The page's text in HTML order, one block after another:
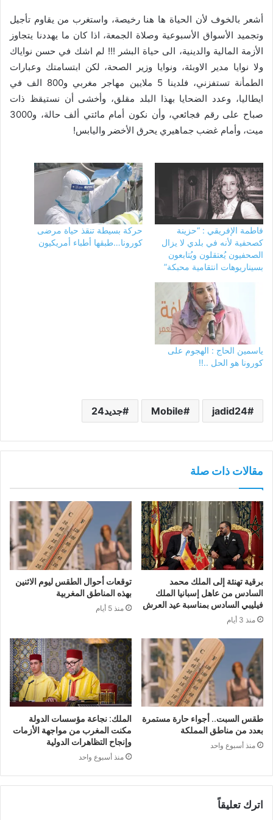
أشعر بالخوف لأن الحياة ها هنا رخيصة، واستغرب من يقاوم تأجيل
وتجميد الأسواق الأسبوعية وصلاة الجمعة، اذا كان ما يهددنا يتجاوز
الأزمة المالية والدينية، الى حياة البشر !!! لم اشك في حسن نواياك
ولا نوايا مدير الاوبئة، ونوايا وزير الصحة، لكن ابتسامتك وعبارات
الطمأنة تستفزني، فلدينا 5 ملايين مهاجر مغربي و800 الف في
ايطاليا، وعدد الضحايا بهذا البلد مقلق، وأخشى أن نستيقظ ذات
صباح على رقم فجائعي، وأن نكون أمام مائتي ألف حالة، و3000
ميت، وأمام غضب جماهيري يحرق الأخضر واليابس!
فاطمة الإفريقي : “حزينة
كصحفية لأنه في بلدي لا يزال
الصحفيون يُعتقلون ويُتابعون
بسيناريوهات انتقامية محبكة”
حركة بسيطة تنقذ حياة مرضى
كورونا…طبقها أطباء أمريكيون
ياسمين الحاج : الهجوم على
كورونا هو الحل ..!!
jadid24
Mobile جديد24
مقالات ذات صلة
برقية تهنئة إلى الملك محمد
السادس من عاهل إسبانيا الملك
فيليبي السادس بمناسبة عيد العرش
منذ 3 أيام
توقعات أحوال الطقس ليوم الاثنين
بهذه المناطق المغربية
منذ 5 أيام
طقس السبت.. أجواء حارة مستمرة
بعدد من مناطق المملكة
منذ أسبوع واحد
الملك: نجاعة مؤسسات الدولة
مكنت المغرب من مواجهة الأزمات
وإنجاح التظاهرات الدولية
منذ أسبوع واحد
اترك تعليقاً